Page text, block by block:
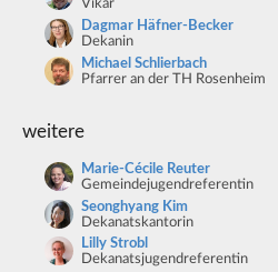
Vikar
Dagmar Häfner-Becker
Dekanin
Michael Schlierbach
Pfarrer an der TH Rosenheim
weitere
Marie-Cécile Reuter
Gemeindejugendreferentin
Seonghyang Kim
Dekanatskantorin
Lilly Strobl
Dekanatsjugendreferentin